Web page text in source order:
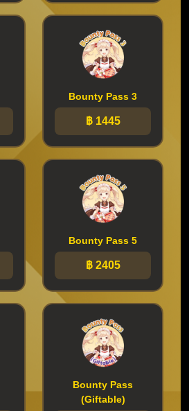
Bounty Pass 3
฿ 1445
Bounty Pass 5
฿ 2405
Bounty Pass
(Giftable)